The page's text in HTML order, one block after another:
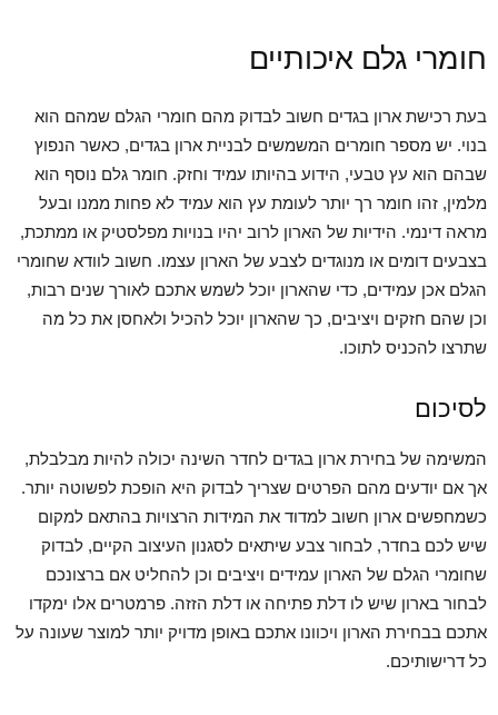
חומרי גלם איכותיים
בעת רכישת ארון בגדים חשוב לבדוק מהם חומרי הגלם שמהם הוא
בנוי. יש מספר חומרים המשמשים לבניית ארון בגדים, כאשר הנפוץ
שבהם הוא עץ טבעי, הידוע בהיותו עמיד וחזק. חומר גלם נוסף הוא
מלמין, זהו חומר רך יותר לעומת עץ הוא עמיד לא פחות ממנו ובעל
מראה דינמי. הידיות של הארון לרוב יהיו בנויות מפלסטיק או ממתכת,
בצבעים דומים או מנוגדים לצבע של הארון עצמו. חשוב לוודא שחומרי
הגלם אכן עמידים, כדי שהארון יוכל לשמש אתכם לאורך שנים רבות,
וכן שהם חזקים ויציבים, כך שהארון יוכל להכיל ולאחסן את כל מה
שתרצו להכניס לתוכו.
לסיכום
המשימה של בחירת ארון בגדים לחדר השינה יכולה להיות מבלבלת,
אך אם יודעים מהם הפרטים שצריך לבדוק היא הופכת לפשוטה יותר.
כשמחפשים ארון חשוב למדוד את המידות הרצויות בהתאם למקום
שיש לכם בחדר, לבחור צבע שיתאים לסגנון העיצוב הקיים, לבדוק
שחומרי הגלם של הארון עמידים ויציבים וכן להחליט אם ברצונכם
לבחור בארון שיש לו דלת פתיחה או דלת הזזה. פרמטרים אלו ימקדו
אתכם בבחירת הארון ויכוונו אתכם באופן מדויק יותר למוצר שעונה על
כל דרישותיכם.